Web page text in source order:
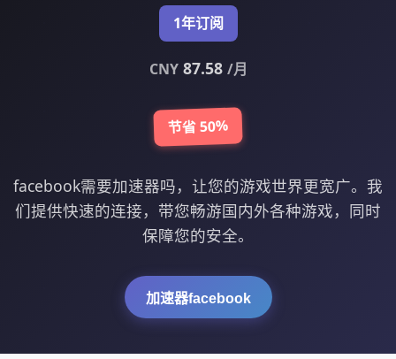
1年订阅
CNY87.58 /月
节省 50%
facebook需要加速器吗，让您的游戏世界更宽广。我
们提供快速的连接，带您畅游国内外各种游戏，同时
保障您的安全。
加速器facebook